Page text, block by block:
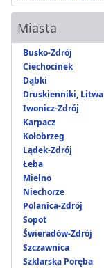
Miasta
Busko-Zdrój
Ciechocinek
Dąbki
Druskienniki, Litwa
Iwonicz-Zdrój
Karpacz
Kołobrzeg
Lądek-Zdrój
Łeba
Mielno
Niechorze
Polanica-Zdrój
Sopot
Świeradów-Zdrój
Szczawnica
Szklarska Poręba